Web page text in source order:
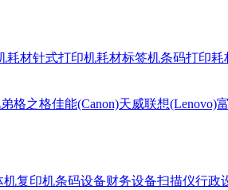
耗材针式打印机耗材标签机条码打印耗
格之格佳能(Canon)天威联想(Lenovo)
机复印机条码设备财务设备扫描仪行政